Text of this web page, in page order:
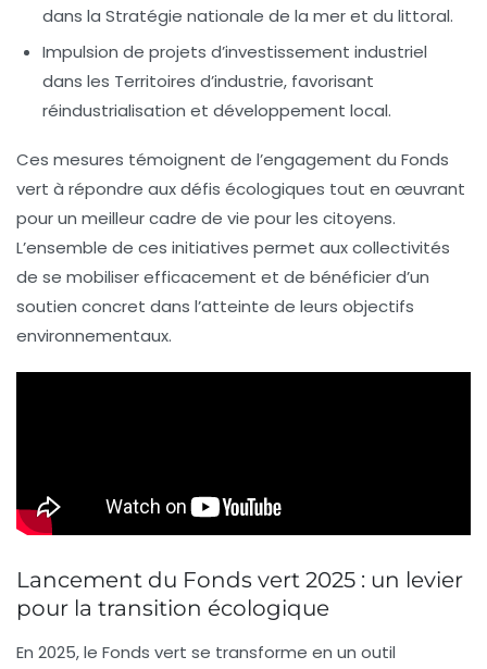
dans la Stratégie nationale de la mer et du littoral.
Impulsion de projets d’investissement industriel
dans les Territoires d’industrie, favorisant
réindustrialisation et développement local.
Ces mesures témoignent de l’engagement du Fonds
vert à répondre aux défis écologiques tout en œuvrant
pour un meilleurcadre de vie pour les citoyens.
L’ensemble de ces initiatives permet aux collectivités
de se mobiliser efficacement et de bénéficier d’un
soutien concret dans l’atteinte de leurs objectifs
environnementaux.
Lancement du Fonds vert 2025 : un levier
pour la transition écologique
En 2025, le Fonds vert se transforme en un outil